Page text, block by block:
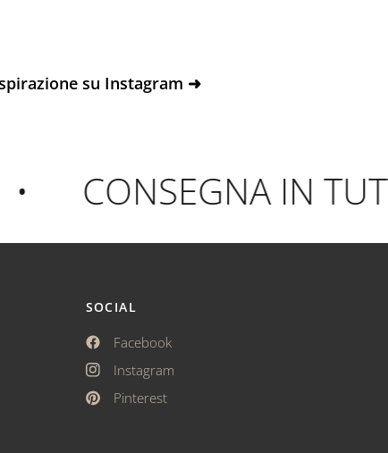
su Instagram ➜
CONSEGNA IN
SOCIAL
Facebook
Instagram
Pinterest